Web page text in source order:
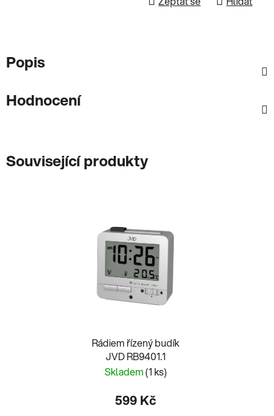
Popis
Hodnocení
Související produkty
Rádiem řízený budík
JVD RB9401.1
Skladem(1 ks)
599 Kč